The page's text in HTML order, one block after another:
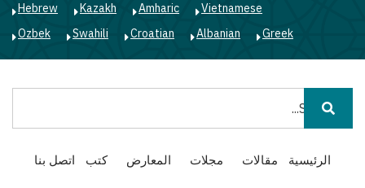
Vietnamese
Amharic
Kazakh
Hebrew
Greek
Albanian
Croatian
Swahili
Ozbek
Main
navigation
الرئيسية مقالات مجلات المعارض كتب اتصل بنا